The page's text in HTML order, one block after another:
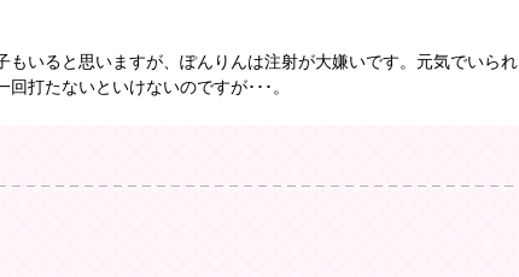
いると思いますが、ぽんりんは注射が大嫌いです。元気でいられ
打たないといけないのですが･･･。